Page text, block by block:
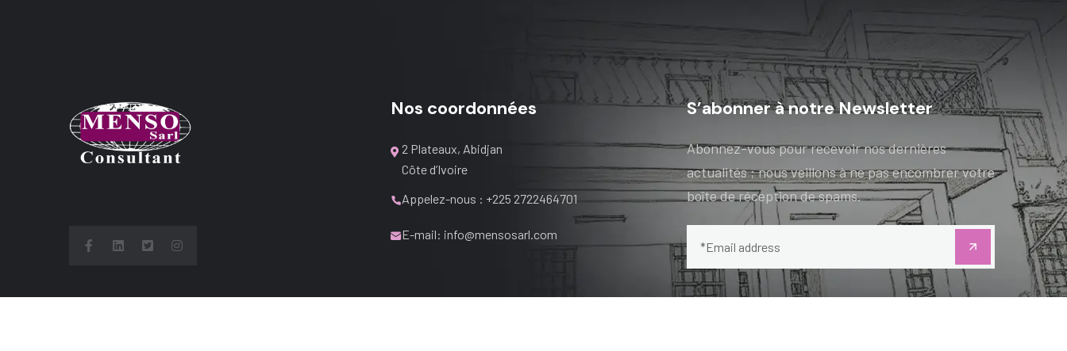
Nos coordonnées
2 Plateaux, Abidjan
Côte d’Ivoire
Appelez-nous : +225 2722464701
E-mail: info@mensosarl.com
S’abonner à notre Newsletter
Abonnez-vous pour recevoir nos dernières
actualités ; nous veillons à ne pas encombrer votre
boîte de réception de spams.